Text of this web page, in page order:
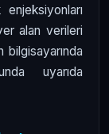
alan verileri
bilgisayarında
uyarıda